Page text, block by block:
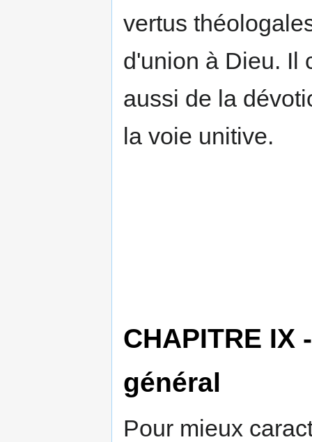
vertus
d'union à Dieu. Il
aussi de la
la voie unitive.
CHAPITRE
général
Pour mieux